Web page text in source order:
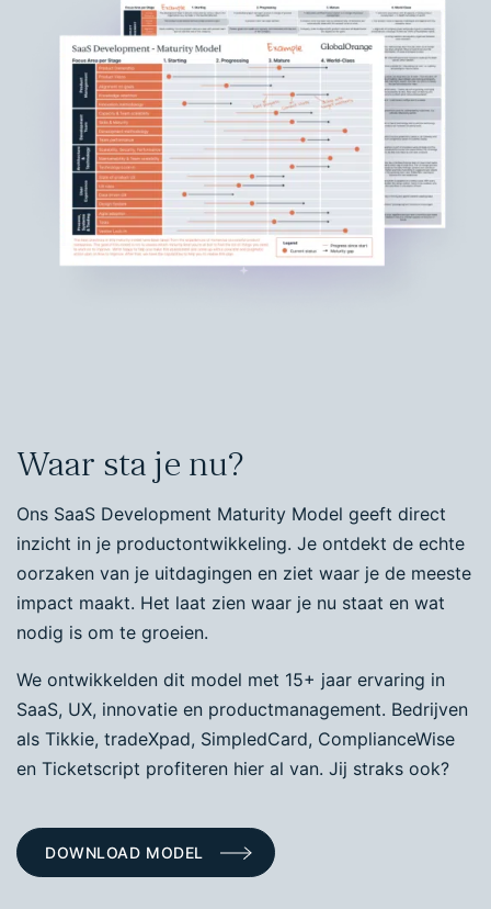
Waar sta je nu?
Ons SaaS Development Maturity Model geeft direct
inzicht in je productontwikkeling. Je ontdekt de echte
oorzaken van je uitdagingen en ziet waar je de meeste
impact maakt. Het laat zien waar je nu staat en wat
nodig is om te groeien.
We ontwikkelden dit model met 15+ jaar ervaring in
SaaS, UX, innovatie en productmanagement. Bedrijven
als Tikkie, tradeXpad, SimpledCard, ComplianceWise
en Ticketscript profiteren hier al van. Jij straks ook?
DOWNLOAD MODEL